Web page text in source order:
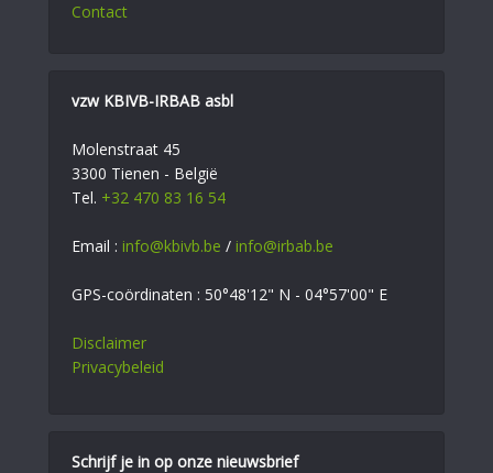
Contact
vzw KBIVB-IRBAB asbl
Molenstraat 45
3300 Tienen - België
Tel. +32 470 83 16 54
Email : info@kbivb.be / info@irbab.be
GPS-coördinaten : 50°48'12" N - 04°57'00" E
Disclaimer
Privacybeleid
Schrijf je in op onze nieuwsbrief